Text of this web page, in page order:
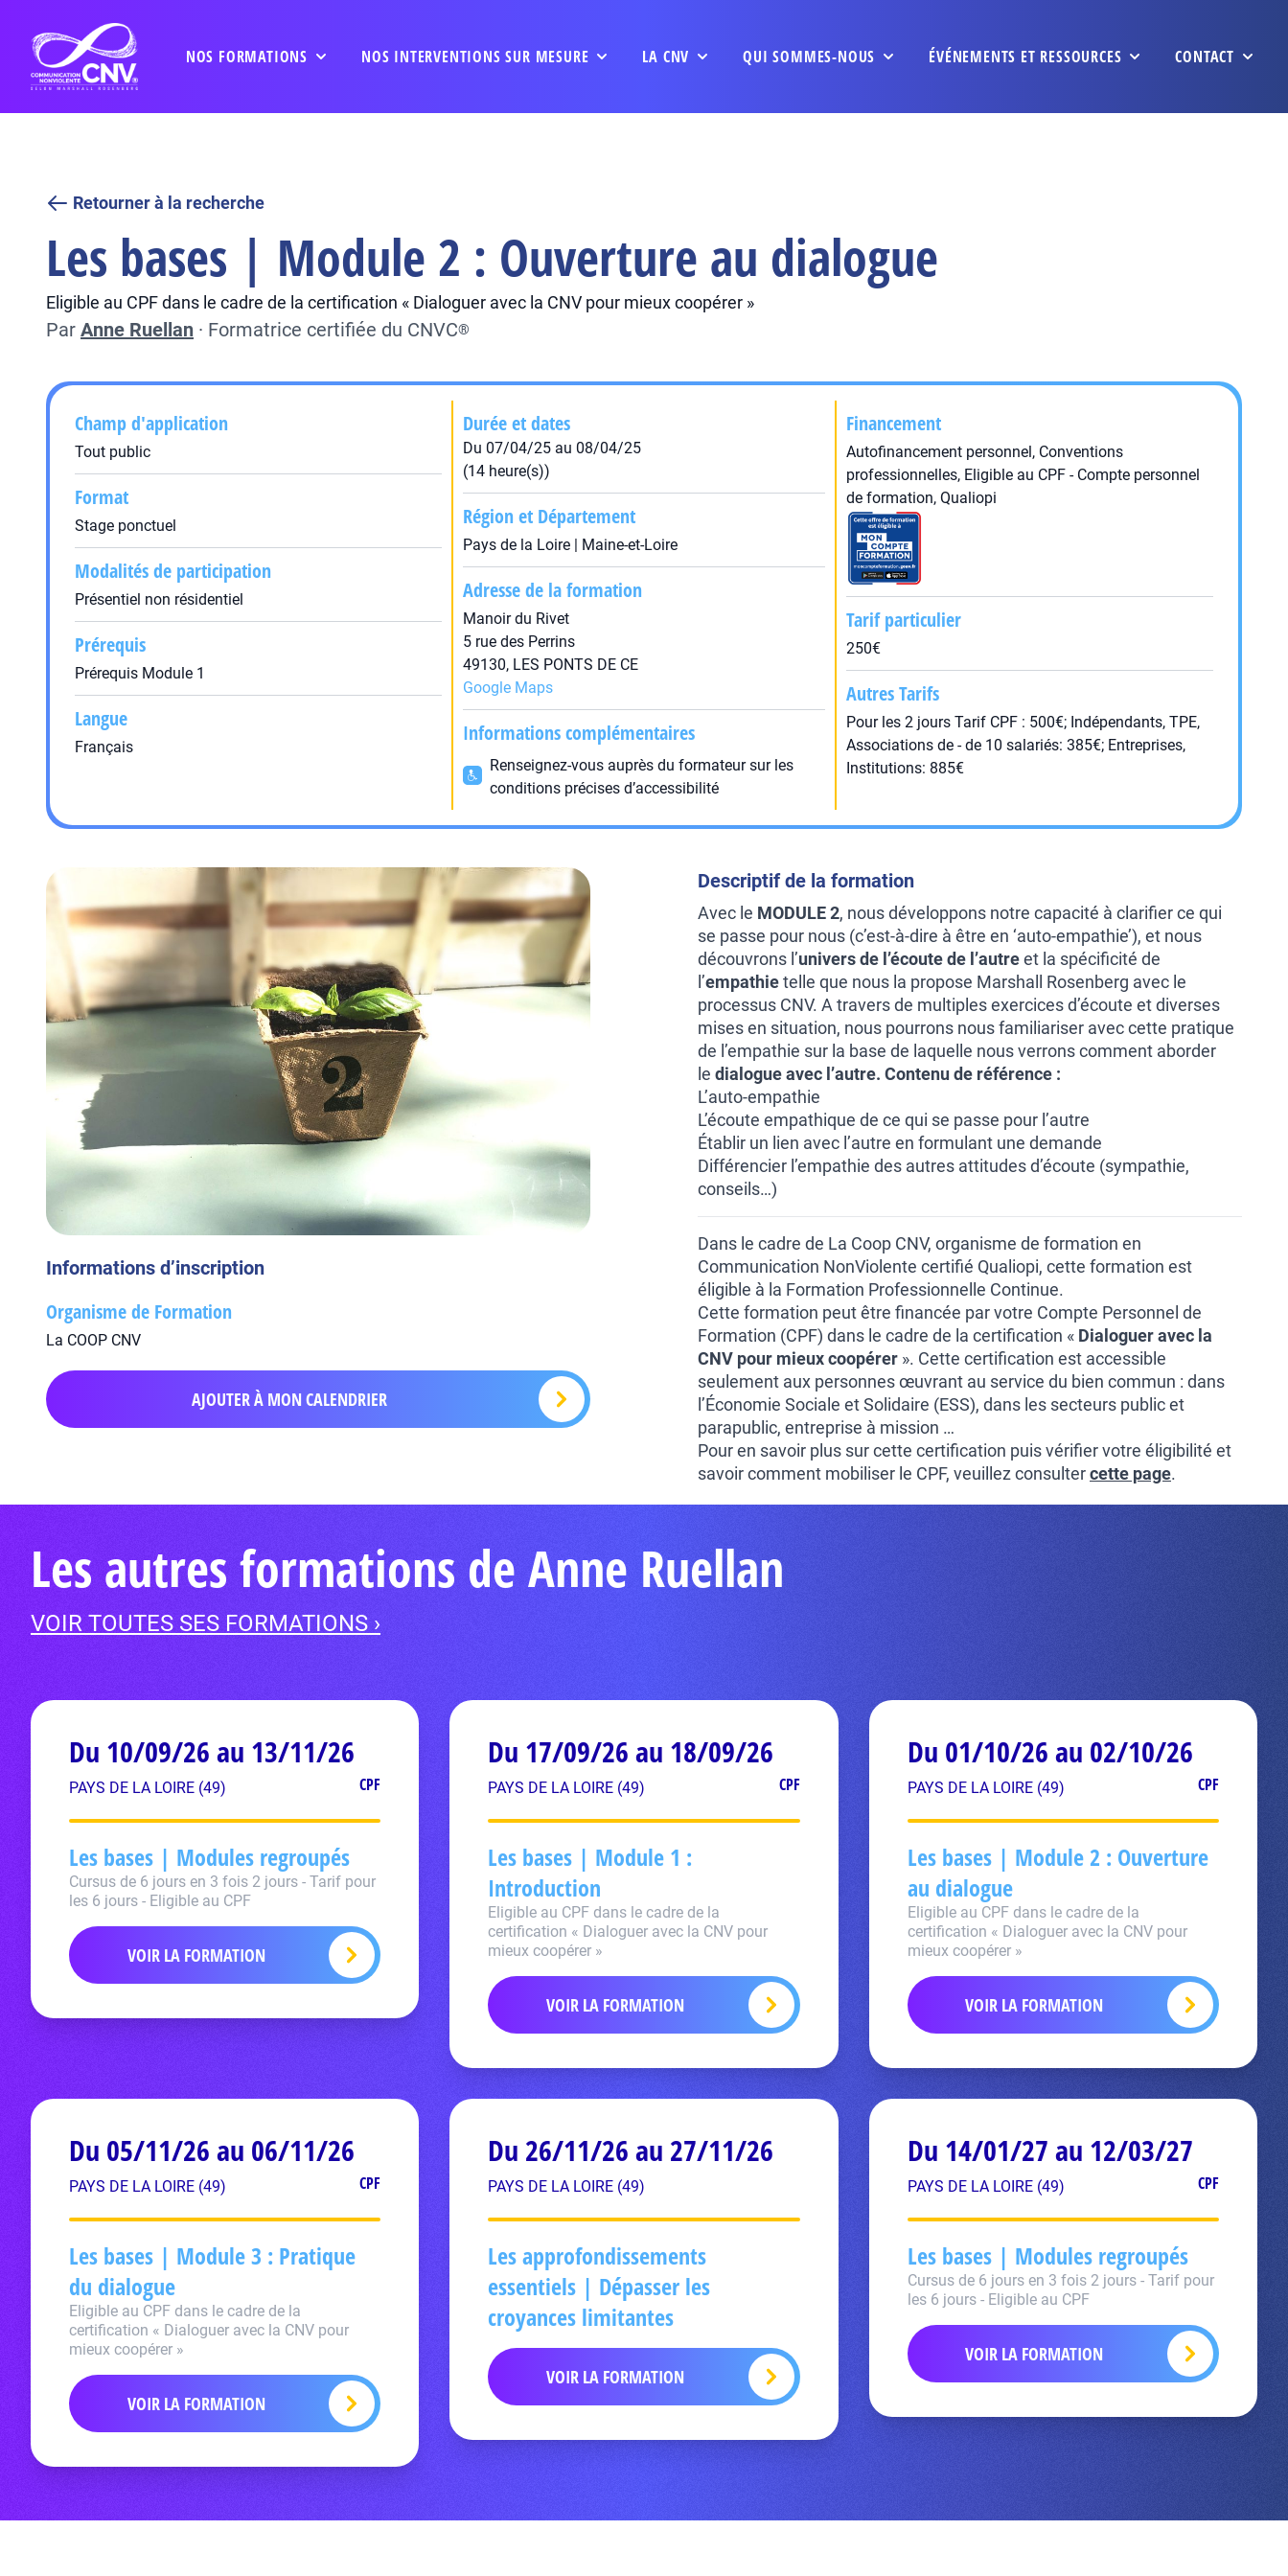
NOS FORMATIONS NOS INTERVENTIONS SUR MESURE LA CNV QUI SOMMES-NOUS ÉVÉNEMENTS ET RESSOURCES CONTACT
Retourner à la recherche
Les bases | Module 2 : Ouverture au dialogue
Eligible au CPF dans le cadre de la certification « Dialoguer avec la CNV pour mieux coopérer »
Par Anne Ruellan · Formatrice certifiée du CNVC®
Champ d'application
Tout public
Format
Stage ponctuel
Modalités de participation
Présentiel non résidentiel
Prérequis
Prérequis Module 1
Langue
Français
Durée et dates
Du 07/04/25 au 08/04/25
(14 heure(s))
Région et Département
Pays de la Loire | Maine-et-Loire
Adresse de la formation
Manoir du Rivet
5 rue des Perrins
49130, LES PONTS DE CE
Google Maps
Informations complémentaires
Renseignez-vous auprès du formateur sur les
conditions précises d’accessibilité
Financement
Autofinancement personnel, Conventions
professionnelles, Eligible au CPF - Compte personnel
de formation, Qualiopi
Tarif particulier
250€
Autres Tarifs
Pour les 2 jours Tarif CPF : 500€; Indépendants, TPE,
Associations de - de 10 salariés: 385€; Entreprises,
Institutions: 885€
Informations d’inscription
Organisme de Formation
La COOP CNV
AJOUTER À MON CALENDRIER
Descriptif de la formation
Avec le MODULE 2, nous développons notre capacité à clarifier ce qui
se passe pour nous (c’est-à-dire à être en ‘auto-empathie’), et nous
découvrons l’univers de l’écoute de l’autreet la spécificité de
l’empathietelle que nous la propose Marshall Rosenberg avec le
processus CNV. A travers de multiples exercices d’écoute et diverses
mises en situation, nous pourrons nous familiariser avec cette pratique
de l’empathie sur la base de laquelle nous verrons comment aborder
le dialogue avec l’autre. Contenu de référence :
L’auto-empathie
L’écoute empathique de ce qui se passe pour l’autre
Établir un lien avec l’autre en formulant une demande
Différencier l’empathie des autres attitudes d’écoute (sympathie,
conseils…)
Dans le cadre de La Coop CNV, organisme de formation en
Communication NonViolente certifié Qualiopi, cette formation est
éligible à la Formation Professionnelle Continue.
Cette formation peut être financée par votre Compte Personnel de
Formation (CPF) dans le cadre de la certification « Dialoguer avec la
CNV pour mieux coopérer ». Cette certification est accessible
seulement aux personnes œuvrant au service du bien commun : dans
l’Économie Sociale et Solidaire (ESS), dans les secteurs public et
parapublic, entreprise à mission …
Pour en savoir plus sur cette certification puis vérifier votre éligibilité et
savoir comment mobiliser le CPF, veuillez consultercette page.
Les autres formations de Anne Ruellan
VOIR TOUTES SES FORMATIONS ›
Du 10/09/26 au 13/11/26
PAYS DE LA LOIRE (49) CPF
Les bases | Modules regroupés
Cursus de 6 jours en 3 fois 2 jours - Tarif pour
les 6 jours - Eligible au CPF
VOIR LA FORMATION
Du 17/09/26 au 18/09/26
PAYS DE LA LOIRE (49) CPF
Les bases | Module 1 :
Introduction
Eligible au CPF dans le cadre de la
certification « Dialoguer avec la CNV pour
mieux coopérer »
VOIR LA FORMATION
Du 01/10/26 au 02/10/26
PAYS DE LA LOIRE (49) CPF
Les bases | Module 2 : Ouverture
au dialogue
Eligible au CPF dans le cadre de la
certification « Dialoguer avec la CNV pour
mieux coopérer »
VOIR LA FORMATION
Du 05/11/26 au 06/11/26
PAYS DE LA LOIRE (49) CPF
Les bases | Module 3 : Pratique
du dialogue
Eligible au CPF dans le cadre de la
certification « Dialoguer avec la CNV pour
mieux coopérer »
VOIR LA FORMATION
Du 26/11/26 au 27/11/26
PAYS DE LA LOIRE (49)
Les approfondissements
essentiels | Dépasser les
croyances limitantes
VOIR LA FORMATION
Du 14/01/27 au 12/03/27
PAYS DE LA LOIRE (49) CPF
Les bases | Modules regroupés
Cursus de 6 jours en 3 fois 2 jours - Tarif pour
les 6 jours - Eligible au CPF
VOIR LA FORMATION